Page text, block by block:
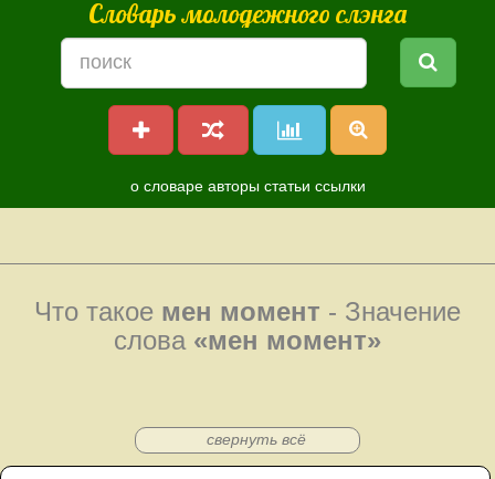
Словарь молодежного слэнга
о словаре авторы статьи ссылки
Что такое мен момент - Значение
слова «мен момент»
свернуть всё